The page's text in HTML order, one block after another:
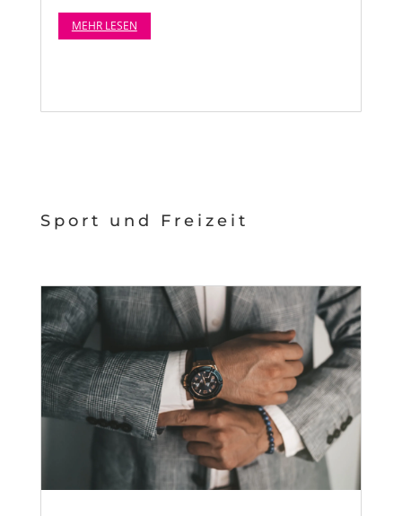
MEHR LESEN
Sport und Freizeit